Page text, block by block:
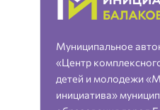
Муниципальное
«Центр
детей и молодежи
инициатива»